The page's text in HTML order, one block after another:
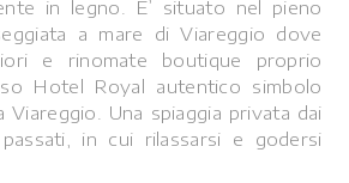
in legno. E’ situato nel pieno
a mare di Viareggio dove
e rinomate boutique proprio
Hotel Royal autentico simbolo
Una spiaggia privata dai
in cui rilassarsi e godersi